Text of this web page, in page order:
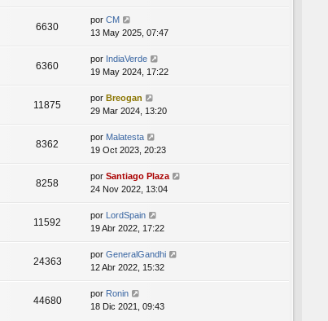
6630
por CM
13 May 2025, 07:47
6360
por IndiaVerde
19 May 2024, 17:22
11875
por Breogan
29 Mar 2024, 13:20
8362
por Malatesta
19 Oct 2023, 20:23
8258
por Santiago Plaza
24 Nov 2022, 13:04
11592
por LordSpain
19 Abr 2022, 17:22
24363
por GeneralGandhi
12 Abr 2022, 15:32
44680
por Ronin
18 Dic 2021, 09:43